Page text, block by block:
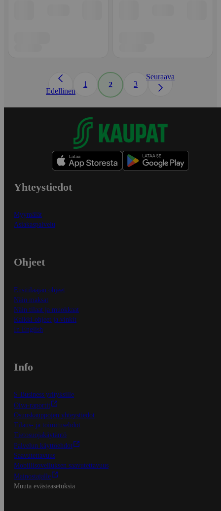
Edellinen
1 2 3
Seuraava
Yhteystiedot
Myymälät
Asiakaspalvelu
Ohjeet
Ensitilaajan ohjeet
Näin maksat
Näin tilaat ja muokkaat
Kaikki ohjeet ja vinkit
In English
Info
S-Business yrityksille
Oiva-raportit
Osuuskauppojen yhteystiedot
Tilaus- ja toimitusehdot
Tietosuojakäytäntö
Palvelun käyttöehdot
Saavutettavuus
Mobiilisovelluksen saavutettavuus
Mainostajalle
Muuta evästeasetuksia